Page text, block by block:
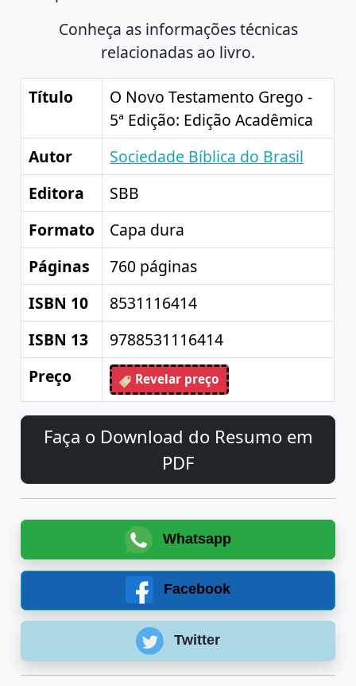
Conheça as informações técnicas
relacionadas ao livro.
Título
O Novo Testamento Grego -
5ª Edição: Edição Acadêmica
Autor
Sociedade Bíblica do Brasil
Editora
SBB
Formato
Capa dura
Páginas
760 páginas
ISBN 10
8531116414
ISBN 13
9788531116414
Preço
Revelar preço
Faça o Download do Resumo em
PDF
Whatsapp
Facebook
Twitter